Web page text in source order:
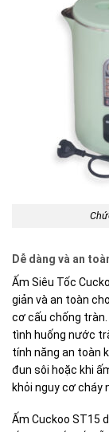
Dễ dàng và an
Ấm Siêu Tốc
giản và an toàn
cơ cấu chống
tình huống nước
tính năng an toàn
đun sôi hoặc khi
khỏi nguy cơ cháy
Ấm Cuckoo ST15